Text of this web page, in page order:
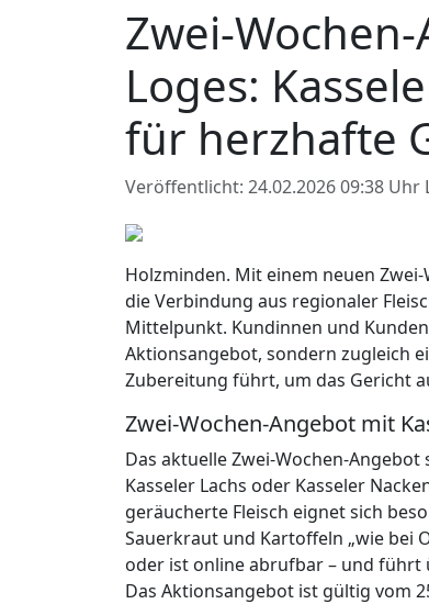
Zwei-
Loges:
für herzhafte
Veröffentlicht: 24.02.2026 09:38 Uhr
Holzminden. Mit einem neuen
die Verbindung aus regionaler
Mittelpunkt. Kundinnen und
Aktionsangebot, sondern zugleich
Zubereitung führt, um das Gericht
Zwei-Wochen-Angebot mit
Das aktuelle Zwei-Wochen-
Kasseler Lachs oder Kasseler
geräucherte Fleisch eignet sich
Sauerkraut und Kartoffeln „wie bei
oder ist online abrufbar – und führt
Das Aktionsangebot ist gültig vom